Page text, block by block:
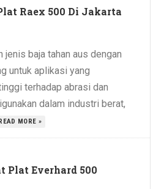
Raex 500 Di Jakarta
jenis baja tahan aus dengan
untuk aplikasi yang
terhadap abrasi dan
dalam industri berat,
MORE »
Plat Everhard 500